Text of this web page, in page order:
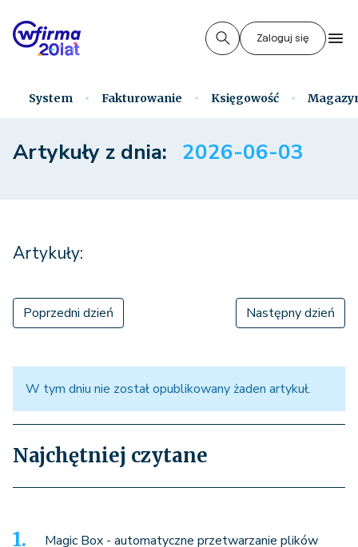
Zaloguj się
System Fakturowanie Księgowość
Artykuły z dnia: 2026-06-03
Artykuły:
Poprzedni dzień Następny dzień
W tym dniu nie został opublikowany żaden artykuł.
Najchętniej czytane
Magic Box - automatyczne przetwarzanie plików